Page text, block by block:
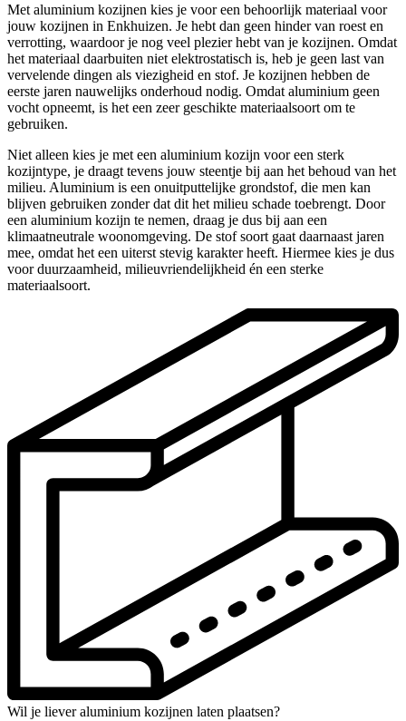
Met aluminium kozijnen kies je voor een behoorlijk materiaal voor
jouw kozijnen in Enkhuizen. Je hebt dan geen hinder van roest en
verrotting, waardoor je nog veel plezier hebt van je kozijnen. Omdat
het materiaal daarbuiten niet elektrostatisch is, heb je geen last van
vervelende dingen als viezigheid en stof. Je kozijnen hebben de
eerste jaren nauwelijks onderhoud nodig. Omdat aluminium geen
vocht opneemt, is het een zeer geschikte materiaalsoort om te
gebruiken.
Niet alleen kies je met een aluminium kozijn voor een sterk
kozijntype, je draagt tevens jouw steentje bij aan het behoud van het
milieu. Aluminium is een onuitputtelijke grondstof, die men kan
blijven gebruiken zonder dat dit het milieu schade toebrengt. Door
een aluminium kozijn te nemen, draag je dus bij aan een
klimaatneutrale woonomgeving. De stof soort gaat daarnaast jaren
mee, omdat het een uiterst stevig karakter heeft. Hiermee kies je dus
voor duurzaamheid, milieuvriendelijkheid én een sterke
materiaalsoort.
Wil je liever aluminium kozijnen laten plaatsen?